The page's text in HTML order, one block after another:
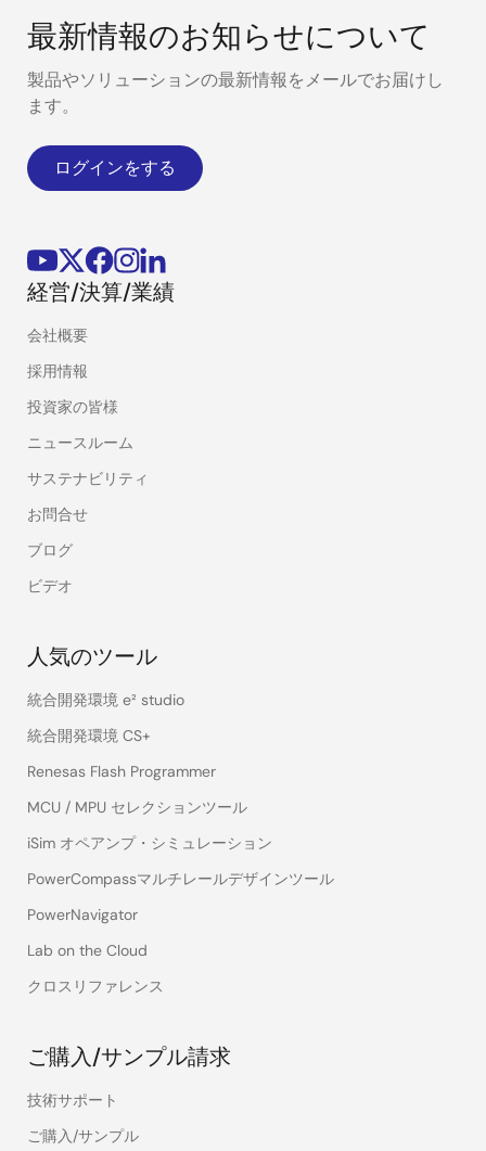
最新情報のお知らせについて
製品やソリューションの最新情報をメールでお届けし
ます。
ログインをする
経営/決算/業績
会社概要
採用情報
投資家の皆様
ニュースルーム
サステナビリティ
お問合せ
ブログ
ビデオ
人気のツール
統合開発環境 e² studio
統合開発環境 CS+
Renesas Flash Programmer
MCU / MPU セレクションツール
iSim オペアンプ・シミュレーション
PowerCompassマルチレールデザインツール
PowerNavigator
Lab on the Cloud
クロスリファレンス
ご購入/サンプル請求
技術サポート
ご購入/サンプル